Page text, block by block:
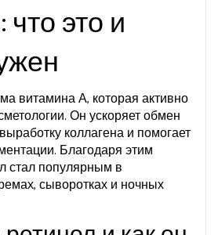
это и
витамина А, которая активно
Он ускоряет обмен
коллагена и помогает
Благодаря этим
стал популярным в
сыворотках и ночных